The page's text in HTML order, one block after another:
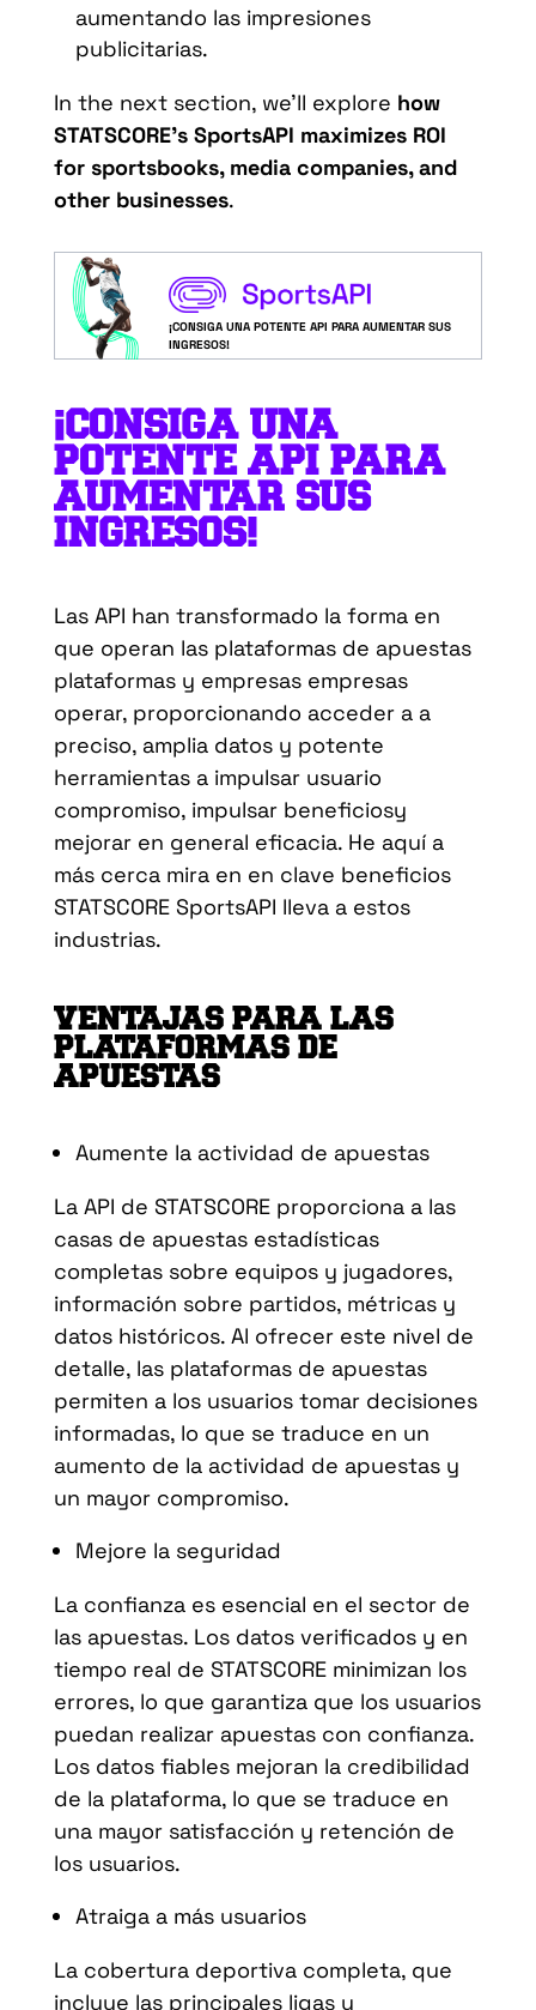
aumentando las impresiones
publicitarias.
In the next section, we’ll explore how
STATSCORE’s SportsAPI maximizes ROI
for sportsbooks, media companies, and
other businesses.
¡CONSIGA UNA POTENTE API PARA AUMENTAR SUS
INGRESOS!
¡CONSIGA UNA
POTENTE API PARA
AUMENTAR SUS
INGRESOS!
Las API han transformado la forma en
que operan las plataformas de apuestas
plataformasy empresas empresas
operar, proporcionando acceder aa
preciso, ampliadatos y potente
herramientasa impulsar usuario
compromiso, impulsar beneficiosy
mejorar en general eficacia. He aquía
más cerca mira en en clave beneficios
STATSCORE SportsAPI llevaa estos
industrias.
VENTAJAS PARA LAS
PLATAFORMAS DE
APUESTAS
Aumente la actividad de apuestas
La API de STATSCORE proporciona a las
casas de apuestas estadísticas
completas sobre equipos y jugadores,
información sobre partidos, métricas y
datos históricos. Al ofrecer este nivel de
detalle, las plataformas de apuestas
permiten a los usuarios tomar decisiones
informadas, lo que se traduce en un
aumento de la actividad de apuestas y
un mayor compromiso.
Mejore la seguridad
La confianza es esencial en el sector de
las apuestas. Los datos verificados y en
tiempo real de STATSCORE minimizan los
errores, lo que garantiza que los usuarios
puedan realizar apuestas con confianza.
Los datos fiables mejoran la credibilidad
de la plataforma, lo que se traduce en
una mayor satisfacción y retención de
los usuarios.
Atraiga a más usuarios
La cobertura deportiva completa, que
incluye las principales ligas y